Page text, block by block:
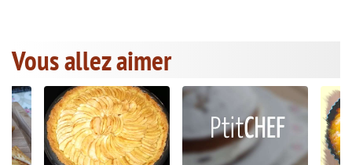
Vous allez aimer